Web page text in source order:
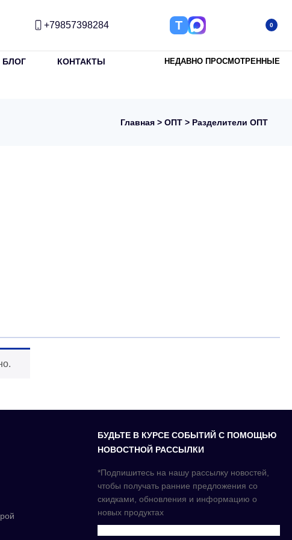
+79857398284 Т 0
БЛОГ КОНТАКТЫ НЕДАВНО ПРОСМОТРЕННЫЕ
Главная > ОПТ > Разделители ОПТ
БУДЬТЕ В КУРСЕ СОБЫТИЙ С ПОМОЩЬЮ
НОВОСТНОЙ РАССЫЛКИ
*Подпишитесь на нашу рассылку новостей,
чтобы получать ранние предложения со
скидками, обновления и информацию о
новых продуктах